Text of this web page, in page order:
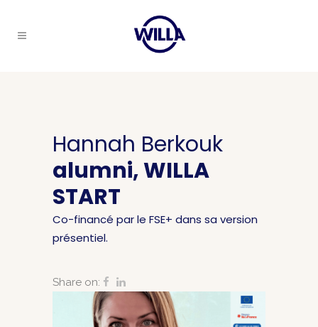
Hannah Berkouk
alumni, WILLA
START
Co-financé par le FSE+ dans sa version
présentiel.
Share on: